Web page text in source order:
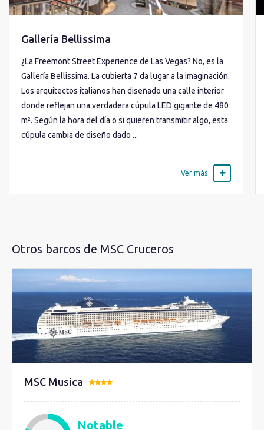
Gallería Bellissima
¿La Freemont Street Experience de Las Vegas? No, es la
Gallería Bellissima. La cubierta 7 da lugar a la imaginación.
Los arquitectos italianos han diseñado una calle interior
donde reflejan una verdadera cúpula LED gigante de 480
m². Según la hora del día o si quieren transmitir algo, esta
cúpula cambia de diseño dado ...
Ver más
Otros barcos de MSC Cruceros
MSC Musica
Notable